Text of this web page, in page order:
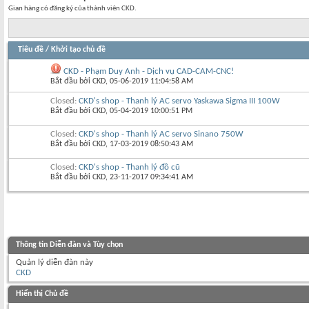
Gian hàng có đăng ký của thành viên CKD.
Tiêu đề / Khởi tạo chủ đề
CKD - Phạm Duy Anh - Dịch vụ CAD-CAM-CNC!
Bắt đầu bởi CKD‎, 05-06-2019 11:04:58 AM
Closed: CKD's shop - Thanh lý AC servo Yaskawa Sigma III 100W
Bắt đầu bởi CKD‎, 05-04-2019 10:00:51 PM
Closed: CKD's shop - Thanh lý AC servo Sinano 750W
Bắt đầu bởi CKD‎, 17-03-2019 08:50:43 AM
Closed: CKD's shop - Thanh lý đồ cũ
Bắt đầu bởi CKD‎, 23-11-2017 09:34:41 AM
Thông tin Diễn đàn và Tùy chọn
Quản lý diễn đàn này
CKD
Hiển thị Chủ đề